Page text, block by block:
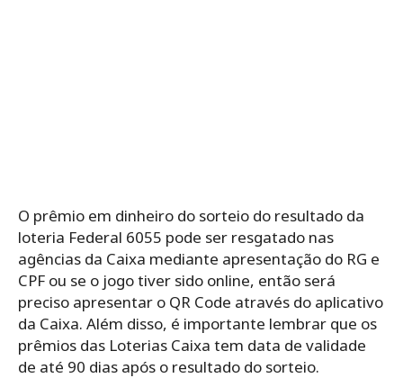
O prêmio em dinheiro do sorteio do resultado da
loteria Federal 6055 pode ser resgatado nas
agências da Caixa mediante apresentação do RG e
CPF ou se o jogo tiver sido online, então será
preciso apresentar o QR Code através do aplicativo
da Caixa. Além disso, é importante lembrar que os
prêmios das Loterias Caixa tem data de validade
de até 90 dias após o resultado do sorteio.